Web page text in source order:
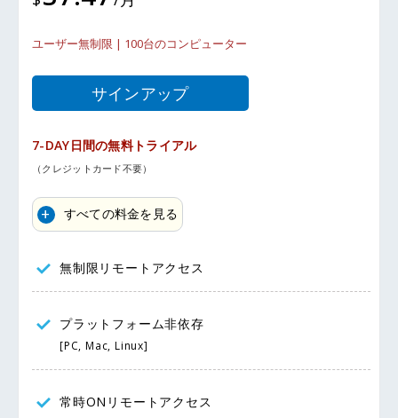
ユーザー無制限 | 100台のコンピューター
サインアップ
7-DAY日間の無料トライアル
（クレジットカード不要）
すべての料金を見る
無制限リモートアクセス
プラットフォーム非依存
[PC, Mac, Linux]
常時ONリモートアクセス